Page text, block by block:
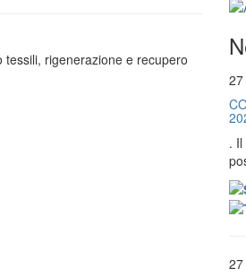
rigenerazione e recupero
.